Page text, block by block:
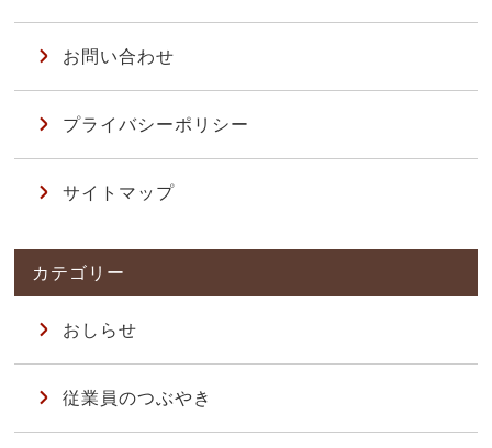
お問い合わせ
プライバシーポリシー
サイトマップ
おしらせ
従業員のつぶやき